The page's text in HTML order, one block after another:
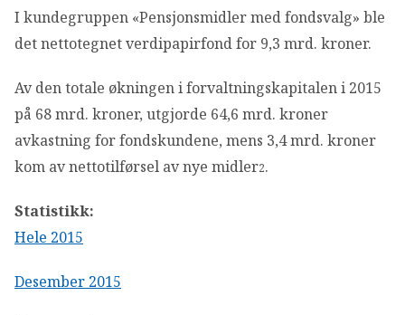
I kundegruppen «Pensjonsmidler med fondsvalg» ble
det nettotegnet verdipapirfond for 9,3 mrd. kroner.
Av den totale økningen i forvaltningskapitalen i 2015
på 68 mrd. kroner, utgjorde 64,6 mrd. kroner
avkastning for fondskundene, mens 3,4 mrd. kroner
kom av nettotilførsel av nye midler2.
Statistikk:
Hele 2015
Desember 2015